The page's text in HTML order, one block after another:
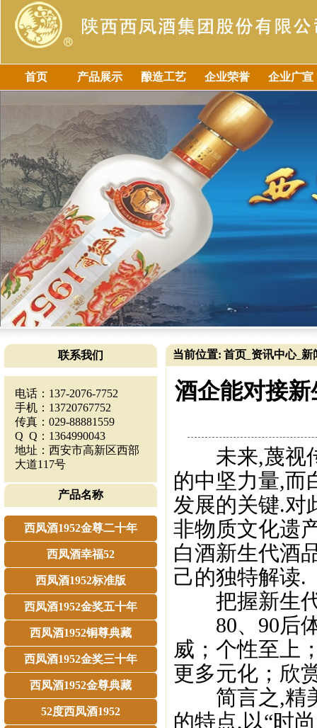
首页 产品展示 酿造工艺 企业荣誉 企业广宣
联系我们
电话：137-2076-7752
手机：13720767752
传真：029-88881559
Q Q：1364990043
地址：西安市高新区西部
大道117号
产品名称
西凤酒1952金尊二十年
西凤酒幸福52
西凤酒1952标准版
西凤酒1952金奖五十年
西凤酒1952铜尊典藏
西凤酒1952金奖三十年
西凤酒1952金尊典藏
52度西凤酒1952
当前位置: 首页 资讯中心_ 新
酒企能对接
未来,蔑视传
的中坚力量,而
发展的关键.对
非物质文化遗
白酒新生代酒
己的独特解读.
把握新生代
80、90后体
威；个性至上
更多元化；欣
简言之,精美
的特点,以“时